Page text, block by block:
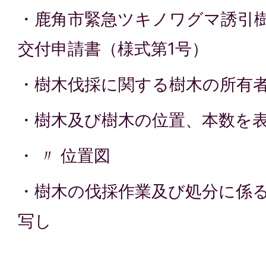
・鹿角市緊急ツキノワグマ誘引
交付申請書（様式第1号）
・樹木伐採に関する樹木の所有
・樹木及び樹木の位置、本数を
・ 〃 位置図
・樹木の伐採作業及び処分に係
写し